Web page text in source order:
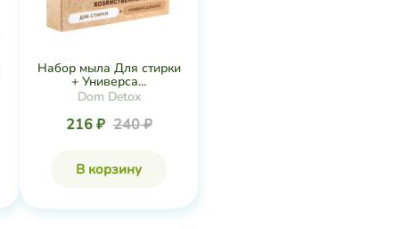
Набор мыла Для стирки
+ Универса...
Dom Detox
216 ₽ 240 ₽
В корзину